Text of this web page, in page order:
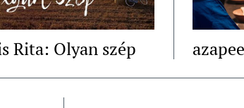
Rita: Olyan szép